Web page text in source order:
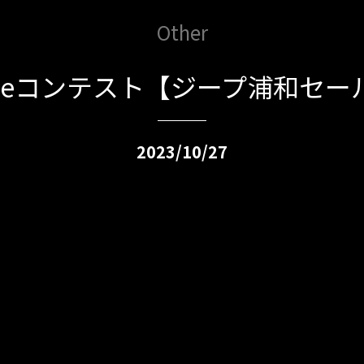
Other
コンテスト【ジープ浦和セー
2023/10/27